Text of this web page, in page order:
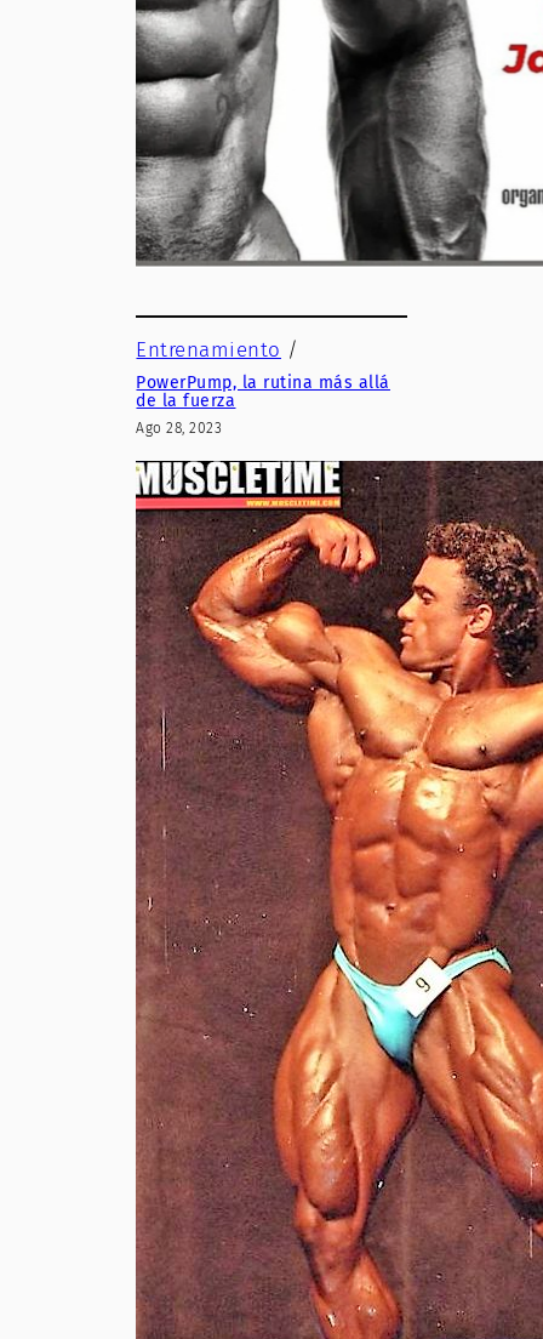
Entrenamiento /
PowerPump, la rutina más allá
de la fuerza
Ago 28, 2023